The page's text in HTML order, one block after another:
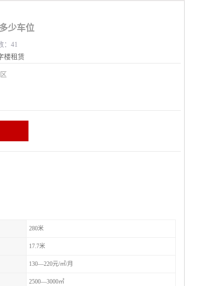
少车位
：41
楼租赁
280米
17.7米
130—220元/㎡/月
2500—3000㎡